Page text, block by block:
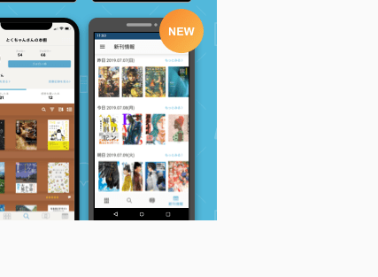
解体屋ゲン 7巻
石井さだよし
解体屋ゲン 8巻
石井さだよし